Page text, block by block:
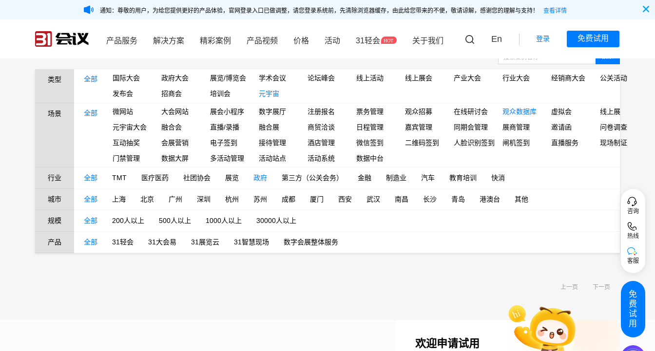
通知：尊敬的用户，为给您提供更好的产品体验，官网登录入口已做调整，请您登录系统前，先清除浏览器缓存，由此给您带来的不便，敬请谅解，感谢您的理解与支持！ 查看详情
产品服务 解决方案 精彩案例 产品视频 价格 活动 31轻会 关于我们 En 登录 免费试用
类型 全部 国际大会 政府大会 展览/博览会 学术会议 论坛峰会 线上活动 线上展会 产业大会 行业大会 经销商大会
公关活动
发布会
招商会 培训会 元宇宙
场景 全部 微网站 大会网站 展会小程序 数字展厅 注册报名 票务管理 观众招募 在线研讨会 观众数据库 虚拟会
线上展
元宇宙大会
融合会 直播/录播 融合展 商贸洽谈 日程管理 嘉宾管理 同期会管理 展商管理 邀请函
问卷调查
互动抽奖
会展营销 电子签到 接待管理 酒店管理 微信签到 二维码签到 人脸识别签到 闸机签到 直播服务
现场制证
门禁管理
数据大屏 多活动管理 活动站点 活动系统 数据中台
行业 全部 TMT 医疗医药 社团协会 展览 政府 第三方（公关会务） 金融 制造业 汽车 教育培训 快消
城市 全部 上海 北京 广州 深圳 杭州 苏州 成都 厦门 西安 武汉 南昌 长沙 青岛 港澳台 其他
规模 全部 200人以上 500人以上 1000人以上 30000人以上
产品 全部 31轻会 31大会易 31展览云 31智慧现场 数字会展整体服务
上一页 下一页
欢迎申请试用
咨询
热线
客服
免
费
试
用